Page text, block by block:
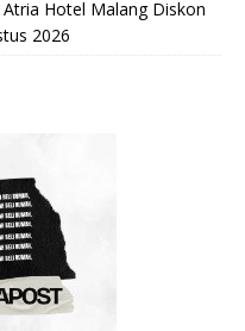
Hotel Malang Diskon
2026